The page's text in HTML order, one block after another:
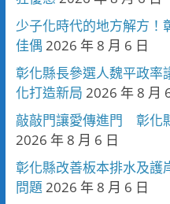
少子化時代的地方解方
佳偶 2026 年 8 月 6 日
彰化縣長參選人魏平政
化打造新局 2026 年 8 月
敲敲門讓愛傳進門 彰化
2026 年 8 月 6 日
彰化縣改善板本排水及
問題 2026 年 8 月 6 日